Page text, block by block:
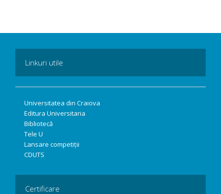
Linkuri utile
Universitatea din Craiova
Editura Universitaria
Bibliotecă
Tele U
Lansare competiții
CDUTS
Certificare